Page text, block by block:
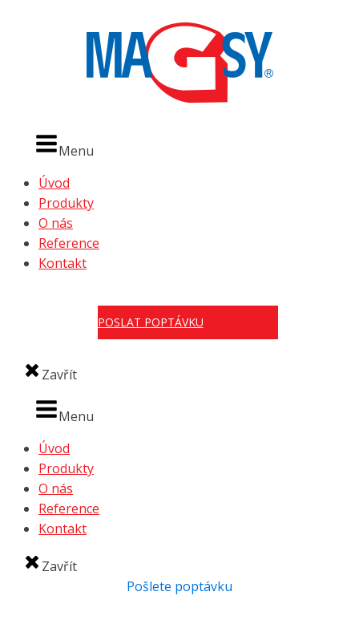
Menu
Úvod
Produkty
O nás
Reference
Kontakt
POSLAT POPTÁVKU
Zavřít
Menu
Úvod
Produkty
O nás
Reference
Kontakt
Zavřít
Pošlete poptávku